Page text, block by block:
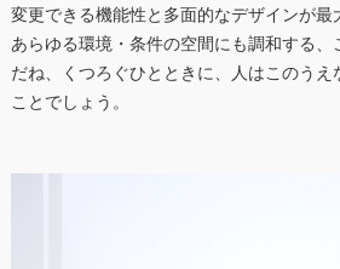
変更できる機能性と多面的なデザインが最
あらゆる環境・条件の空間にも調和する
だね、くつろぐひとときに、人はこのうえ
ことでしょう。